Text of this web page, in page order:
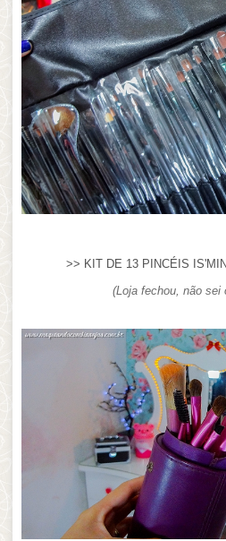
>> KIT DE 13 PINCÉIS
(Loja fechou, não sei